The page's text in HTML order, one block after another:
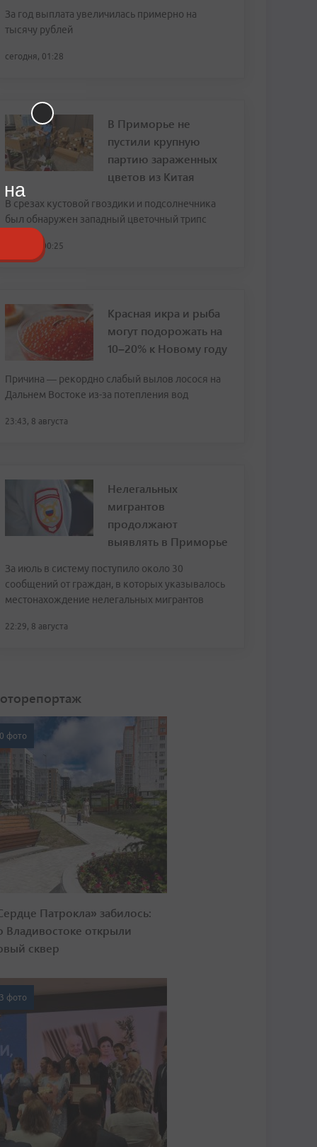
За год выплата увеличилась примерно на
тысячу рублей
сегодня, 01:28
В Приморье не
пустили крупную
партию зараженных
цветов из Китая
В срезах кустовой гвоздики и подсолнечника
был обнаружен западный цветочный трипс
сегодня, 00:25
Красная икра и рыба
могут подорожать на
10–20% к Новому году
Причина — рекордно слабый вылов лосося на
Дальнем Востоке из-за потепления вод
23:43, 8 августа
Нелегальных
мигрантов
продолжают
выявлять в Приморье
За июль в систему поступило около 30
сообщений от граждан, в которых указывалось
местонахождение нелегальных мигрантов
22:29, 8 августа
фото
Патрокла» забилось:
Владивостоке открыли
сквер
фото